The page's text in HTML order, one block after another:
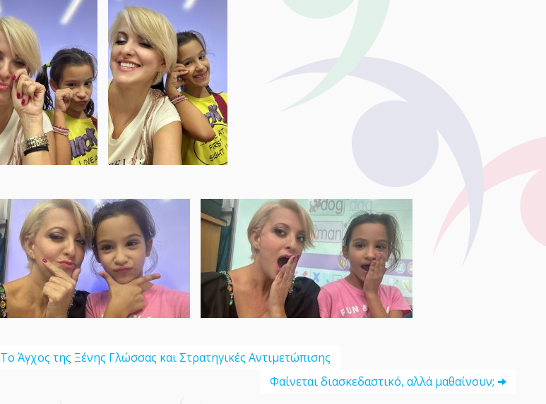
Το Άγχος της Ξένης Γλώσσας και Στρατηγικές Αντιμετώπισης
Φαίνεται διασκεδαστικό, αλλά μαθαίνουν;